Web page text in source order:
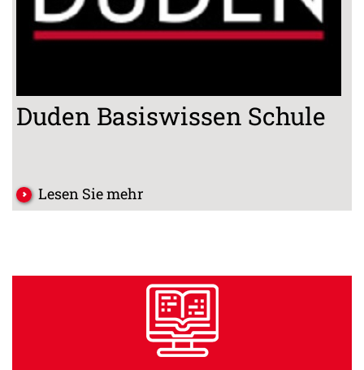
Duden Basiswissen Schule
Lesen Sie mehr